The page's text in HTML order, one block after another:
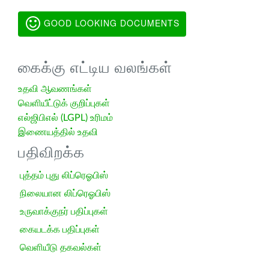
GOOD LOOKING DOCUMENTS
கைக்கு எட்டிய வலங்கள்
உதவி ஆவணங்கள்
வெளியீட்டுக் குறிப்புகள்
எல்ஜிபிஎல் (LGPL) உரிமம்
இணையத்தில் உதவி
பதிவிறக்க
புத்தம் புது லிப்ரெஓபிஸ்
நிலையான லிப்ரெஓபிஸ்
உருவாக்குநர் பதிப்புகள்
கையடக்க பதிப்புகள்
வெளியீடு தகவல்கள்